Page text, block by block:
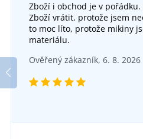
Bavlněná
221
Zboží i obchod je v
Zboží vrátit, protože jsem
to moc líto, protože mikiny
materiálu.
Ověřený zákazník, 6. 8. 2026